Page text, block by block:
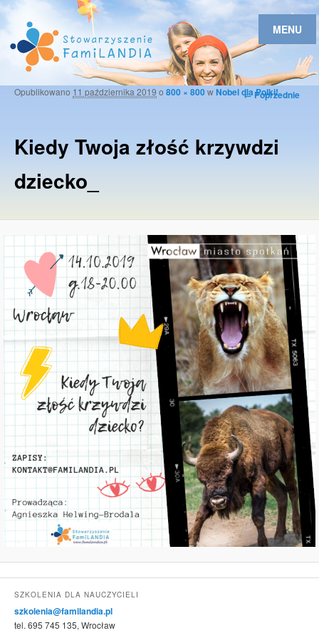
MENU
Nawigacja po
← Poprzednie
Kiedy Twoja złość krzywdzi
dziecko_
Opublikowano 11 października 2019 o 800 × 800wNobel dla Polki!
SZKOLENIA DLA NAUCZYCIELI
szkolenia@familandia.pl
tel. 695 745 135, Wrocław